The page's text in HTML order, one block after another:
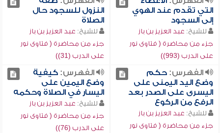
التي تقدم عند الهوي
إلى السجود
للشيخ: عبد العزيز بن باز
جزء من محاضرة ( فتاوى نور
على الدرب (993))
النزول للسجود حال
الصلاة
للشيخ: عبد العزيز بن باز
جزء من محاضرة ( فتاوى نور
على الدرب (31))
الفهرس:حكم
وضع اليد اليمنى على
اليسرى على الصدر بعد
الرفع من الركوع
للشيخ: عبد العزيز بن باز
جزء من محاضرة ( فتاوى نور
الفهرس:كيفية
وضع اليمين على
اليسار في الصلاة وحكمه
للشيخ: عبد العزيز بن باز
جزء من محاضرة ( فتاوى نور
على الدرب (76))